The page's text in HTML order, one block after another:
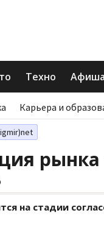
Техно Афиша
Карьера и
рынка
на стадии